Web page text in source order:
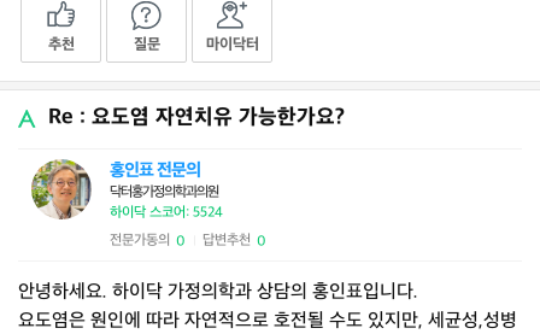
추천 질문 마이닥터
Re : 요도염 자연치유 가능한가요?
홍인표 전문의
닥터홍가정의학과의원
하이닥 스코어: 5524
전문가동의 0 답변추천 0
안녕하세요. 하이닥 가정의학과 상담의 홍인표입니다.
요도염은 원인에 따라 자연적으로 호전될 수도 있지만, 세균성,성병